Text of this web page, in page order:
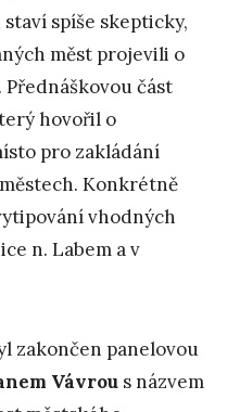
spíše skepticky,
měst projevili o
část
hovořil o
pro zakládání
Konkrétně
vhodných
n. Labem a v
zakončen panelovou
Vávrou s názvem